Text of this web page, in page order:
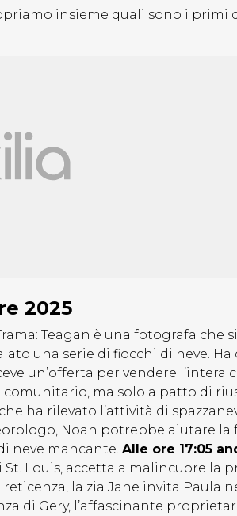
insieme quali sono i primi
2025
Teagan è una fotografa che
una serie di fiocchi di neve. Ha
un’offerta per vendere l’intera
ma solo a patto di
ha rilevato l’attività di
Noah potrebbe aiutare la
neve mancante. Alle ore 17:05
St. Louis, accetta a malincuore la
la zia Jane invita Paula
di Gery, l’affascinante